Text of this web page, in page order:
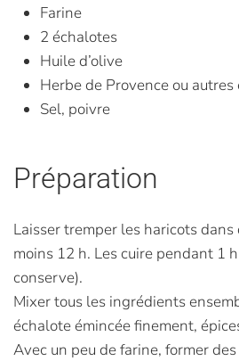
Farine
2 échalotes
Huile d’olive
Herbe de Provence ou autres
Sel, poivre
Préparation
Laisser tremper les haricots dans
moins 12 h. Les cuire pendant 1
conserve).
Mixer tous les ingrédients
échalote émincée finement,
Avec un peu de farine, former